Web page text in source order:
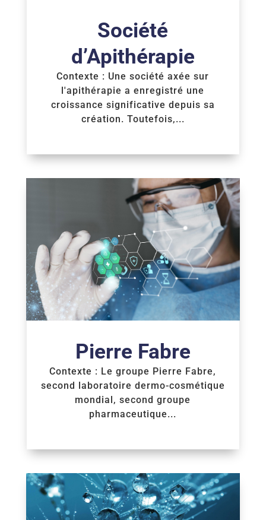
Société
d’Apithérapie
Contexte : Une société axée sur
l'apithérapie a enregistré une
croissance significative depuis sa
création. Toutefois,...
Pierre Fabre
Contexte : Le groupe Pierre Fabre,
second laboratoire dermo-cosmétique
mondial, second groupe
pharmaceutique...